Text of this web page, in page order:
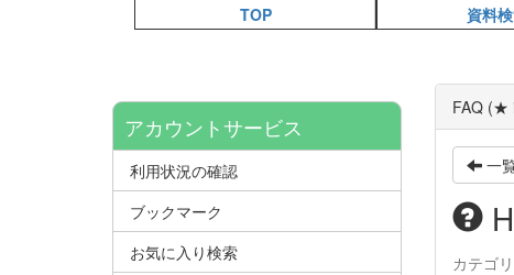
TOP 資料
FAQ (★
一
カテゴ
アカウントサービス
利用状況の確認
ブックマーク
お気に入り検索